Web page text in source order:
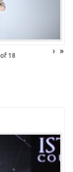
of 18 › »